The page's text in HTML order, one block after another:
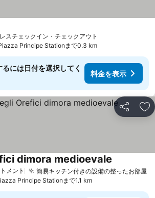
スチェックイン・チェックアウト
Principe Stationまで0.3 km
には日付を選択してく
料金を表示
シェア お
メント 簡易キッチン付きの設備の整ったお部屋
dimora medioevale
Principe Stationまで1.1 km